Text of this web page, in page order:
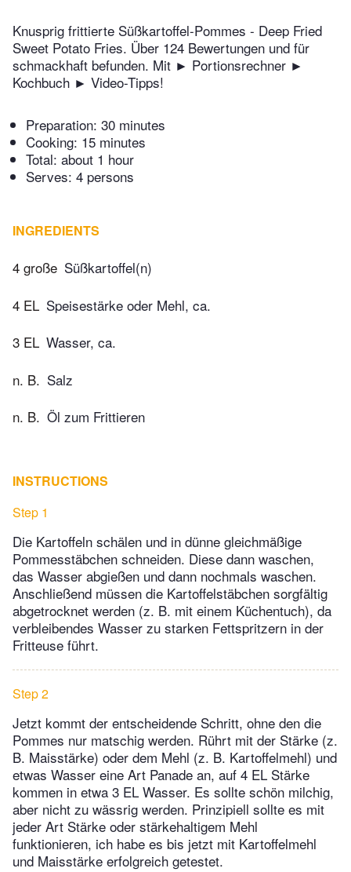
Knusprig frittierte Süßkartoffel-Pommes - Deep Fried
Sweet Potato Fries. Über 124 Bewertungen und für
schmackhaft befunden. Mit ► Portionsrechner ►
Kochbuch ► Video-Tipps!
Preparation: 30 minutes
Cooking: 15 minutes
Total: about 1 hour
Serves: 4 persons
INGREDIENTS
4 große Süßkartoffel(n)
4 EL Speisestärke oder Mehl, ca.
3 EL Wasser, ca.
n. B. Salz
n. B. Öl zum Frittieren
INSTRUCTIONS
Step 1
Die Kartoffeln schälen und in dünne gleichmäßige
Pommesstäbchen schneiden. Diese dann waschen,
das Wasser abgießen und dann nochmals waschen.
Anschließend müssen die Kartoffelstäbchen sorgfältig
abgetrocknet werden (z. B. mit einem Küchentuch), da
verbleibendes Wasser zu starken Fettspritzern in der
Fritteuse führt.
Step 2
Jetzt kommt der entscheidende Schritt, ohne den die
Pommes nur matschig werden. Rührt mit der Stärke (z.
B. Maisstärke) oder dem Mehl (z. B. Kartoffelmehl) und
etwas Wasser eine Art Panade an, auf 4 EL Stärke
kommen in etwa 3 EL Wasser. Es sollte schön milchig,
aber nicht zu wässrig werden. Prinzipiell sollte es mit
jeder Art Stärke oder stärkehaltigem Mehl
funktionieren, ich habe es bis jetzt mit Kartoffelmehl
und Maisstärke erfolgreich getestet.